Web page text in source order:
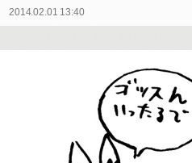
2014.02.01 13:40